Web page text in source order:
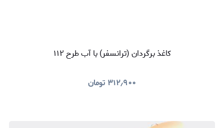
کاغذ برگردان (ترانسفر) با آب طرح ۱۱۲
۳۱۲٫۹۰۰ تومان